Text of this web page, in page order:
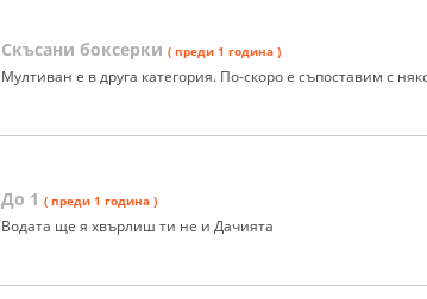
Скъсани боксерки ( преди 1 година )
Мултиван е в друга категория. По-скоро е съпоставим с
До 1 ( преди 1 година )
Водата ще я хвърлиш ти не и Дачията